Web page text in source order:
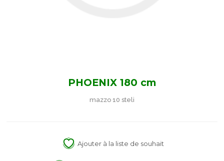
PHOENIX 180 cm
mazzo 10 steli
Ajouter à la liste de souhait